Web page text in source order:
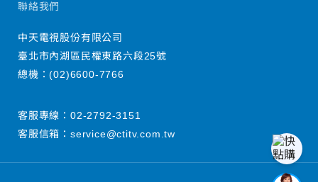
聯絡我們
中天電視股份有限公司
臺北市內湖區民權東路六段25號
總機：(02)6600-7766
客服專線： 02-2792-3151
客服信箱： service@ctitv.com.tw